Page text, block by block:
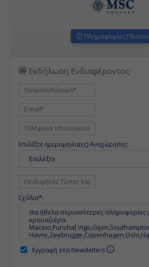
Πληροφορίες Πλοίου
Εκδήλωση Ενδιαφέροντος:
Επιλέξτε ημερομηνία(ες) Αναχώρησης:
Επιλέξτε
Σχόλια*:
Εγγραφή στα Newsletters